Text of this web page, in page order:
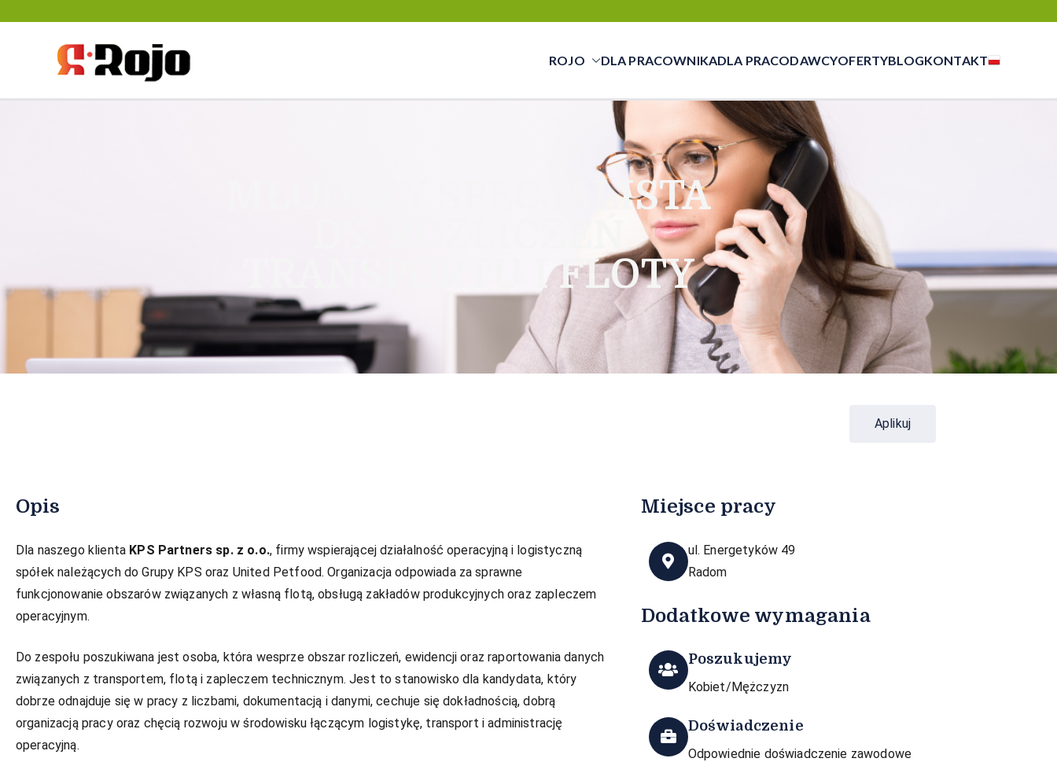
między pracodawcą a pracownikiem
ROJO DLA PRACOWNIKADLA PRACODAWCYOFERTYBLOGKONTAKT
MŁODSZY SPECJALISTA
TRANSPORTU I FLOTY
Aplikuj
Opis
Dla naszego klienta KPS Partners sp. z o.o., firmy wspierającej działalność operacyjną i logistyczną
spółek należących do Grupy KPS oraz United Petfood. Organizacja odpowiada za sprawne
funkcjonowanie obszarów związanych z własną flotą, obsługą zakładów produkcyjnych oraz zapleczem
operacyjnym.
Do zespołu poszukiwana jest osoba, która wesprze obszar rozliczeń, ewidencji oraz raportowania danych
związanych z transportem, flotą i zapleczem technicznym. Jest to stanowisko dla kandydata, który
dobrze odnajduje się w pracy z liczbami, dokumentacją i danymi, cechuje się dokładnością, dobrą
organizacją pracy oraz chęcią rozwoju w środowisku łączącym logistykę, transport i administrację
operacyjną.
Miejsce pracy
ul. Energetyków 49
Radom
Dodatkowe wymagania
Poszukujemy
Kobiet/Mężczyzn
Doświadczenie
Odpowiednie doświadczenie zawodowe